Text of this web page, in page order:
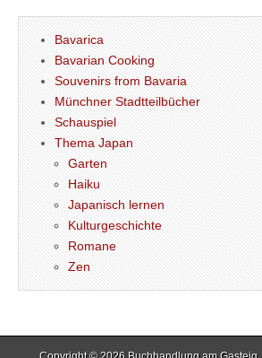
Bavarica
Bavarian Cooking
Souvenirs from Bavaria
Münchner Stadtteilbücher
Schauspiel
Thema Japan
Garten
Haiku
Japanisch lernen
Kulturgeschichte
Romane
Zen